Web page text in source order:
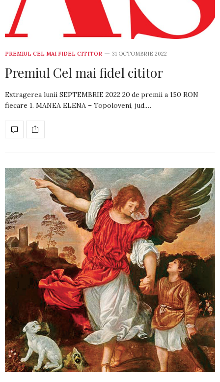
PREMIUL CEL MAI FIDEL CITITOR 31 OCTOMBRIE 2022
Premiul Cel mai fidel cititor
Extragerea lunii SEPTEMBRIE 2022 20 de premii a 150 RON
fiecare 1. MANEA ELENA – Topoloveni, jud.…